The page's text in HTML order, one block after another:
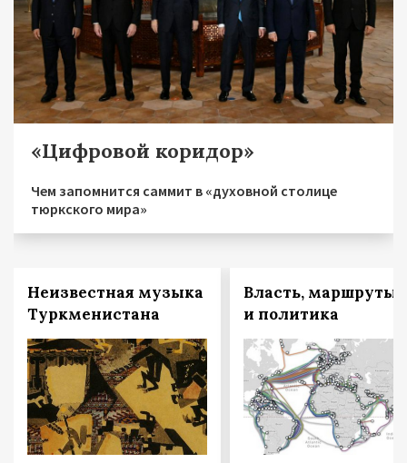
«Цифровой коридор»
Чем запомнится саммит в «духовной столице
тюркского мира»
Неизвестная музыка
Туркменистана
Власть, маршруты
и политика